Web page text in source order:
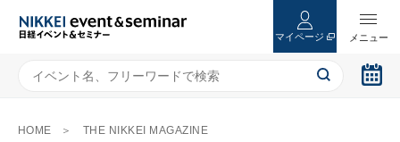
マイページ
HOME THE NIKKEI MAGAZINE